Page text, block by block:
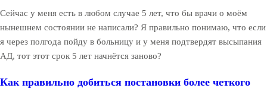
Сейчас у меня есть в любом случае 5 лет, что бы врачи о моём
нынешнем состоянии не написали? Я правильно понимаю, что если
я через полгода пойду в больницу и у меня подтвердят высыпания
АД, тот этот срок 5 лет начнётся заново?
Как правильно добиться постановки более четкого